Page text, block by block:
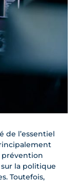
de l’essentiel
prévention
la politique
Toutefois,